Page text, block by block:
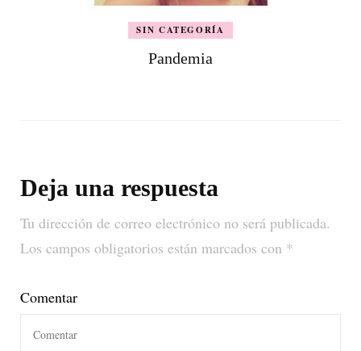
SIN CATEGORÍA
Pandemia
Deja una respuesta
Tu dirección de correo electrónico no será publicada.
Los campos obligatorios están marcados con *
Comentar